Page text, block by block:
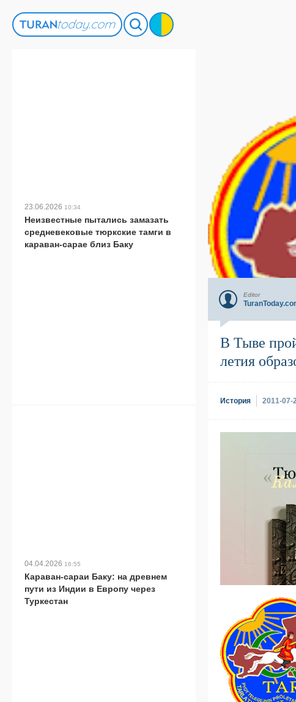
Editor
В Тыве
летия
История 2011-07-
23.06.2026 10:34
Неизвестные пытались замазать
средневековые тюркские тамги в
караван-сарае близ Баку
04.04.2026 16:55
Караван-сараи Баку: на древнем
пути из Индии в Европу через
Туркестан